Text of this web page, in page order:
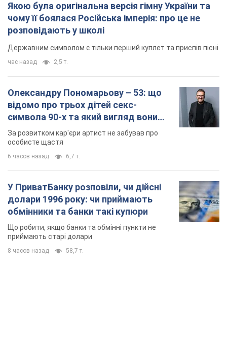
Якою була оригінальна версія гімну України та
чому її боялася Російська імперія: про це не
розповідають у школі
Державним символом є тільки перший куплет та приспів пісні
час назад 2,5 т.
Олександру Пономарьову – 53: що
відомо про трьох дітей секс-
символа 90-х та який вигляд вони
мають
За розвитком кар'єри артист не забував про
особисте щастя
6 часов назад 6,7 т.
У ПриватБанку розповіли, чи дійсні
долари 1996 року: чи приймають
обмінники та банки такі купюри
Що робити, якщо банки та обмінні пункти не
приймають старі долари
8 часов назад 58,7 т.